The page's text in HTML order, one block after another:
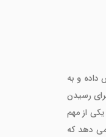
و به
رسیدن
از مهم
می دهد که